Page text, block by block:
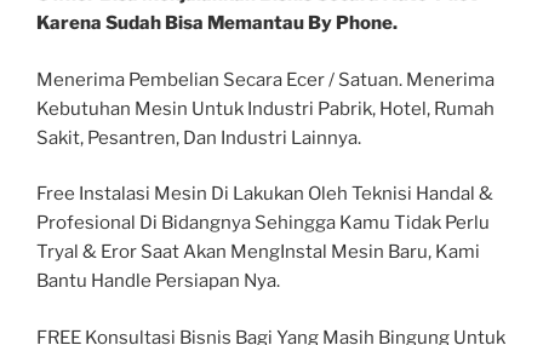
Karena Sudah Bisa Memantau By Phone.
Menerima Pembelian Secara Ecer / Satuan. Menerima
Kebutuhan Mesin Untuk Industri Pabrik, Hotel, Rumah
Sakit, Pesantren, Dan Industri Lainnya.
Free Instalasi Mesin Di Lakukan Oleh Teknisi Handal &
Profesional Di Bidangnya Sehingga Kamu Tidak Perlu
Tryal & Eror Saat Akan MengInstal Mesin Baru, Kami
Bantu Handle Persiapan Nya.
FREE Konsultasi Bisnis Bagi Yang Masih Bingung Untuk